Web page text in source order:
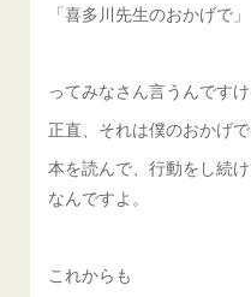
「喜多川先生のおかげで」
ってみなさん言うんです
正直、それは僕のおかげで
本を読んで、行動をし続
なんですよ。
これからも